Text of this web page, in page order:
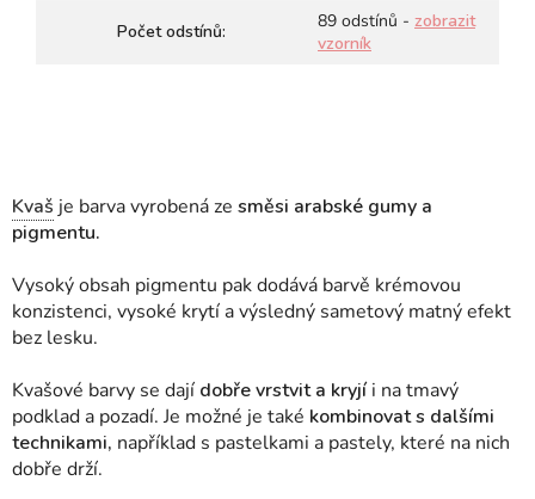
Počet odstínů: 89 odstínů - zobrazit
vzorník
Kvaš je barva vyrobená ze směsi arabské gumy a
pigmentu.
Vysoký obsah pigmentu pak dodává barvě krémovou
konzistenci, vysoké krytí a výsledný sametový matný efekt
bez lesku.
Kvašové barvy se dají dobře vrstvit a kryjíi na tmavý
podklad a pozadí. Je možné je také kombinovat s dalšími
technikami, například s pastelkami a pastely, které na nich
dobře drží.